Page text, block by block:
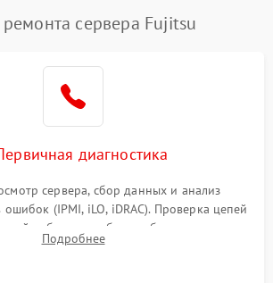
воздействия
сервера Fujitsu
диагностика
сервера, сбор данных и анализ
ошибок (IPMI, iLO, iDRAC). Проверка цепей
работоспособности без вскрытия
для быстрой локализации сбоя.
Подробнее